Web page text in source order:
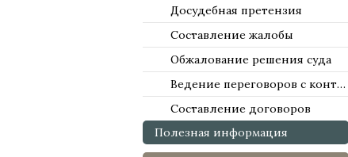
Досудебная претензия
Составление жалобы
Обжалование решения суда
Ведение переговоров с контрагентами
Составление договоров
Полезная информация